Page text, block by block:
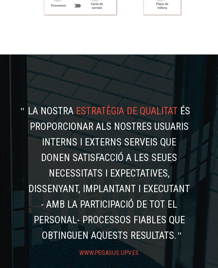
LA NOSTRAESTRATÈGIA DE QUALITAT ÉS
PROPORCIONAR ALS NOSTRES USUARIS
INTERNS I EXTERNS SERVEIS QUE
DONEN SATISFACCIÓ A LES SEUES
NECESSITATS I EXPECTATIVES,
DISSENYANT, IMPLANTANT I EXECUTANT
- AMB LA PARTICIPACIÓ DE TOT EL
PERSONAL- PROCESSOS FIABLES QUE
OBTINGUEN AQUESTS RESULTATS.
WWW.PEGASUS.UPV.ES